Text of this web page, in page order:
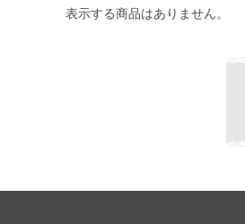
表示する商品はありません。